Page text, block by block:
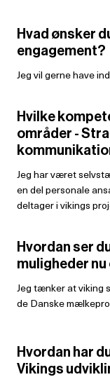
Hvad ønsker
engagement?
Jeg vil gerne have
Hvilke
områder -
Jeg har været
en del personale
deltager i vikings
Hvordan ser
muligheder
Jeg tænker at viking
de Danske
Hvordan har
Vikings